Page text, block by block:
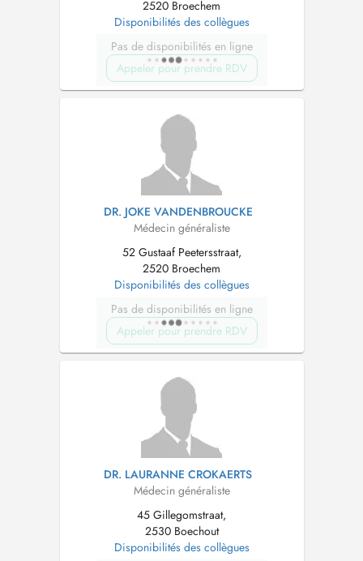
2520 Broechem
Disponibilités des collègues
Pas de disponibilités en ligne
Appeler pour prendre RDV
DR. JOKE VANDENBROUCKE
Médecin généraliste
52 Gustaaf Peetersstraat,
2520 Broechem
Disponibilités des collègues
Pas de disponibilités en ligne
Appeler pour prendre RDV
DR. LAURANNE CROKAERTS
Médecin généraliste
45 Gillegomstraat,
2530 Boechout
Disponibilités des collègues